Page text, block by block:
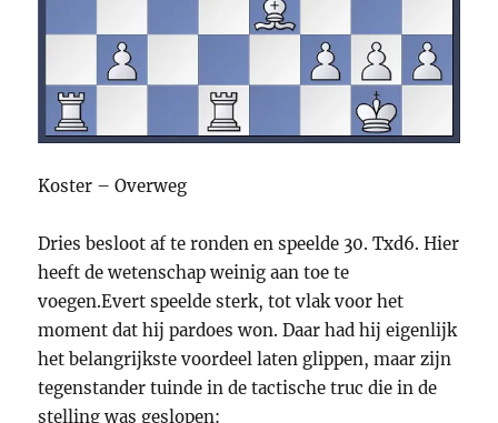
Koster – Overweg
Dries besloot af te ronden en speelde 30. Txd6. Hier
heeft de wetenschap weinig aan toe te
voegen.Evert speelde sterk, tot vlak voor het
moment dat hij pardoes won. Daar had hij eigenlijk
het belangrijkste voordeel laten glippen, maar zijn
tegenstander tuinde in de tactische truc die in de
stelling was geslopen: